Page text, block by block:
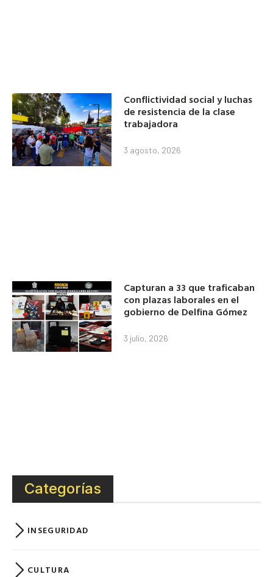
Conflictividad social y luchas
de resistencia de la clase
trabajadora
3 agosto, 2026
Capturan a 33 que traficaban
con plazas laborales en el
gobierno de Delfina Gómez
3 julio, 2026
Categorías
INSEGURIDAD
CULTURA